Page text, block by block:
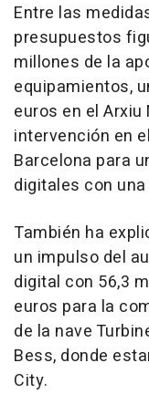
Entre las
presupuestos
millones de la
equipamientos,
euros en el
intervención en
Barcelona para
digitales con
También ha
un impulso del
digital con 56,3
euros para la
de la nave
Bess, donde
City.